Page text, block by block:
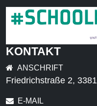
KONTAKT
ANSCHRIFT
Friedrichstraße 2,
E-MAIL